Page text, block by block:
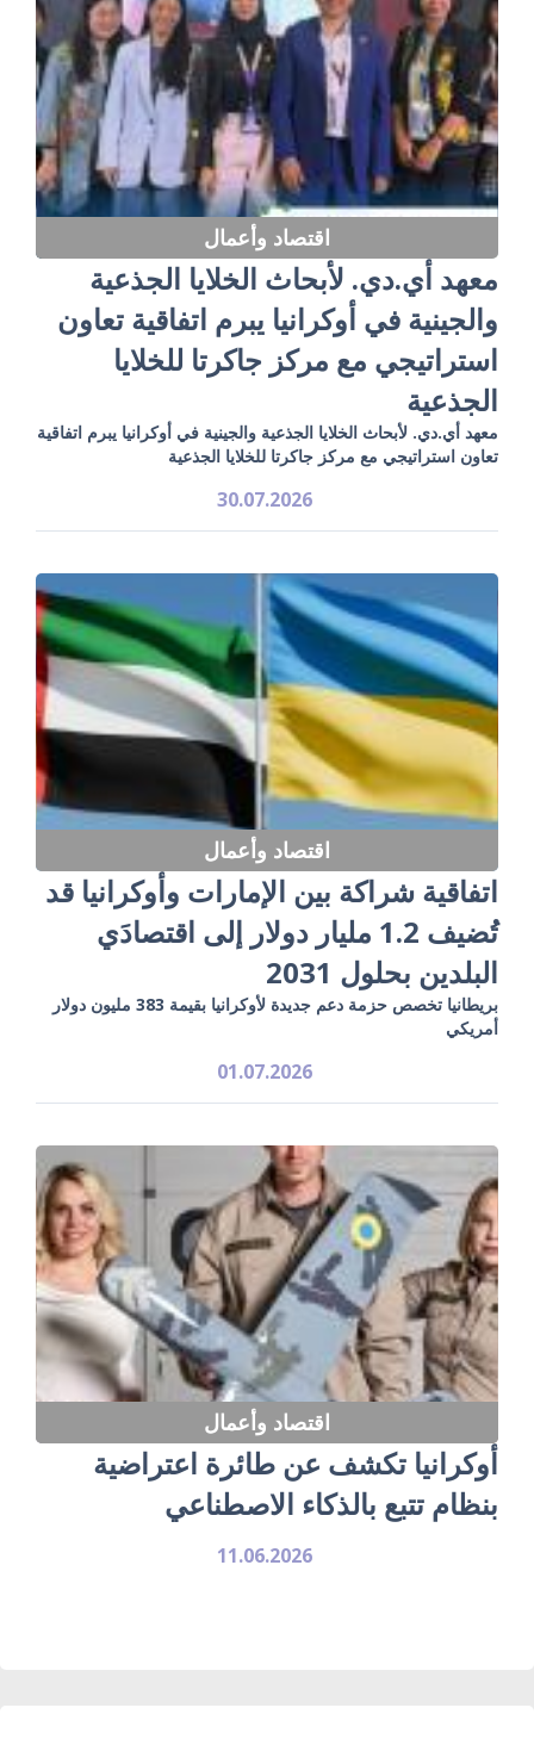
اقتصاد وأعمال
معهد أي.دي. لأبحاث الخلايا الجذعية
والجينية في أوكرانيا يبرم اتفاقية تعاون
استراتيجي مع مركز جاكرتا للخلايا
الجذعية
معهد أي.دي. لأبحاث الخلايا الجذعية والجينية في أوكرانيا يبرم اتفاقية
تعاون استراتيجي مع مركز جاكرتا للخلايا الجذعية
30.07.2026
اقتصاد وأعمال
اتفاقية شراكة بين الإمارات وأوكرانيا قد
تُضيف 1.2 مليار دولار إلى اقتصادَي
البلدين بحلول 2031
بريطانيا تخصص حزمة دعم جديدة لأوكرانيا بقيمة 383 مليون دولار
أمريكي
01.07.2026
اقتصاد وأعمال
أوكرانيا تكشف عن طائرة اعتراضية
بنظام تتبع بالذكاء الاصطناعي
11.06.2026